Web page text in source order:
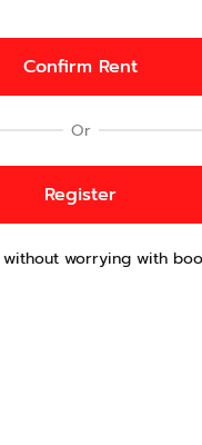
Confirm Rent
Or
Register
worrying with